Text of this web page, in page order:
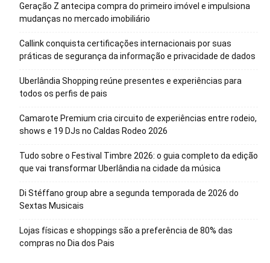
Geração Z antecipa compra do primeiro imóvel e impulsiona
mudanças no mercado imobiliário
Callink conquista certificações internacionais por suas
práticas de segurança da informação e privacidade de dados
Uberlândia Shopping reúne presentes e experiências para
todos os perfis de pais
Camarote Premium cria circuito de experiências entre rodeio,
shows e 19 DJs no Caldas Rodeo 2026
Tudo sobre o Festival Timbre 2026: o guia completo da edição
que vai transformar Uberlândia na cidade da música
Di Stéffano group abre a segunda temporada de 2026 do
Sextas Musicais
Lojas físicas e shoppings são a preferência de 80% das
compras no Dia dos Pais